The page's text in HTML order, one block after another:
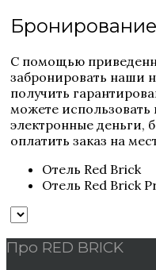
Бронирование
С помощью
забронировать наши
получить
можете использовать
электронные деньги,
оплатить заказ на
Отель Red Brick
Отель Red Brick
Про RED BRICK